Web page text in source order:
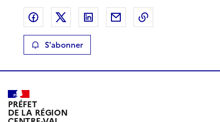
Partager sur Facebook
Partager sur XPartager sur LinkedIn
Partager par email
S'abonner
PRÉFET
DE LA RÉGION